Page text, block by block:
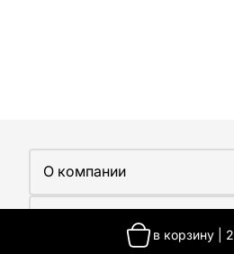
в корзину|
О компании
Покупателям